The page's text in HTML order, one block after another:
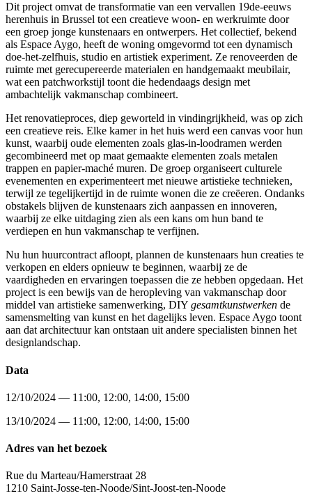
Dit project omvat de transformatie van een vervallen 19de-eeuws
herenhuis in Brussel tot een creatieve woon- en werkruimte door
een groep jonge kunstenaars en ontwerpers. Het collectief, bekend
als Espace Aygo, heeft de woning omgevormd tot een dynamisch
doe-het-zelfhuis, studio en artistiek experiment. Ze renoveerden de
ruimte met gerecupereerde materialen en handgemaakt meubilair,
wat een patchworkstijl toont die hedendaags design met
ambachtelijk vakmanschap combineert.
Het renovatieproces, diep geworteld in vindingrijkheid, was op zich
een creatieve reis. Elke kamer in het huis werd een canvas voor hun
kunst, waarbij oude elementen zoals glas-in-loodramen werden
gecombineerd met op maat gemaakte elementen zoals metalen
trappen en papier-maché muren. De groep organiseert culturele
evenementen en experimenteert met nieuwe artistieke technieken,
terwijl ze tegelijkertijd in de ruimte wonen die ze creëeren. Ondanks
obstakels blijven de kunstenaars zich aanpassen en innoveren,
waarbij ze elke uitdaging zien als een kans om hun band te
verdiepen en hun vakmanschap te verfijnen.
Nu hun huurcontract afloopt, plannen de kunstenaars hun creaties te
verkopen en elders opnieuw te beginnen, waarbij ze de
vaardigheden en ervaringen toepassen die ze hebben opgedaan. Het
project is een bewijs van de heropleving van vakmanschap door
middel van artistieke samenwerking, DIY gesamtkunstwerken de
samensmelting van kunst en het dagelijks leven. Espace Aygo toont
aan dat architectuur kan ontstaan uit andere specialisten binnen het
designlandschap.
Data
12/10/2024 — 11:00, 12:00, 14:00, 15:00
13/10/2024 — 11:00, 12:00, 14:00, 15:00
Adres van het bezoek
Rue du Marteau/Hamerstraat 28
1210 Saint-Josse-ten-Noode/Sint-Joost-ten-Noode